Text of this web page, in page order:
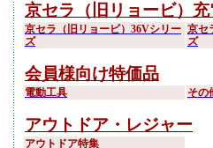
京セラ（旧リョービ）
京セラ（旧リョービ）36Vシリー
ズ
京セ
ズ
会員様向け特価品
電動工具 その
アウトドア・レジャー
アウトドア特集